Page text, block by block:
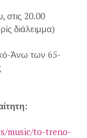
στις 20.00
διάλειμμα)
Άνω των 65-
music/to-treno-